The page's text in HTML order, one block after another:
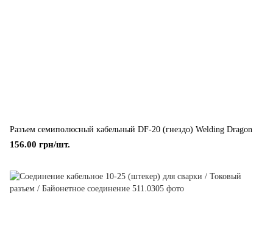
Разъем семиполюсный кабельный DF-20 (гнездо) Welding Dragon
156.00 грн/шт.